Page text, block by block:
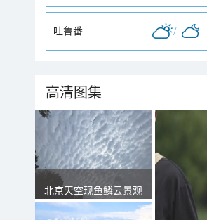
吐鲁番 /
高清图集
北京天空现鱼鳞云景观